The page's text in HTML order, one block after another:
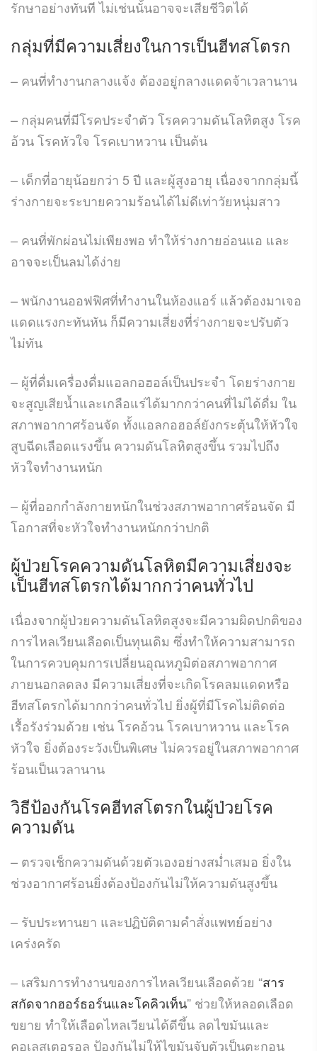
รักษาอย่างทันที ไม่เช่นนั้นอาจจะเสียชีวิตได้
กลุ่มที่มีความเสี่ยงในการเป็นฮีทสโตรก
– คนที่ทำงานกลางแจ้ง ต้องอยู่กลางแดดจ้าเวลานาน
– กลุ่มคนที่มีโรคประจำตัว โรคความดันโลหิตสูง โรค
อ้วน โรคหัวใจ โรคเบาหวาน เป็นต้น
– เด็กที่อายุน้อยกว่า 5 ปี และผู้สูงอายุ เนื่องจากกลุ่มนี้
ร่างกายจะระบายความร้อนได้ไม่ดีเท่าวัยหนุ่มสาว
– คนที่พักผ่อนไม่เพียงพอ ทำให้ร่างกายอ่อนแอ และ
อาจจะเป็นลมได้ง่าย
– พนักงานออฟฟิศที่ทำงานในห้องแอร์ แล้วต้องมาเจอ
แดดแรงกะทันหัน ก็มีความเสี่ยงที่ร่างกายจะปรับตัว
ไม่ทัน
– ผู้ที่ดื่มเครื่องดื่มแอลกอฮอล์เป็นประจำ โดยร่างกาย
จะสูญเสียน้ำและเกลือแร่ได้มากกว่าคนที่ไม่ได้ดื่ม ใน
สภาพอากาศร้อนจัด ทั้งแอลกอฮอล์ยังกระตุ้นให้หัวใจ
สูบฉีดเลือดแรงขึ้น ความดันโลหิตสูงขึ้น รวมไปถึง
หัวใจทำงานหนัก
– ผู้ที่ออกกำลังกายหนักในช่วงสภาพอากาศร้อนจัด มี
โอกาสที่จะหัวใจทำงานหนักกว่าปกติ
ผู้ป่วยโรคความดันโลหิตมีความเสี่ยงจะ
เป็นฮีทสโตรกได้มากกว่าคนทั่วไป
เนื่องจากผู้ป่วยความดันโลหิตสูงจะมีความผิดปกติของ
การไหลเวียนเลือดเป็นทุนเดิม ซึ่งทำให้ความสามารถ
ในการควบคุมการเปลี่ยนอุณหภูมิต่อสภาพอากาศ
ภายนอกลดลง มีความเสี่ยงที่จะเกิดโรคลมแดดหรือ
ฮีทสโตรกได้มากกว่าคนทั่วไป ยิ่งผู้ที่มีโรคไม่ติดต่อ
เรื้อรังร่วมด้วย เช่น โรคอ้วน โรคเบาหวาน และโรค
หัวใจ ยิ่งต้องระวังเป็นพิเศษ ไม่ควรอยู่ในสภาพอากาศ
ร้อนเป็นเวลานาน
วิธีป้องกันโรคฮีทสโตรกในผู้ป่วยโรค
ความดัน
– ตรวจเช็กความดันด้วยตัวเองอย่างสม่ำเสมอ ยิ่งใน
ช่วงอากาศร้อนยิ่งต้องป้องกันไม่ให้ความดันสูงขึ้น
– รับประทานยา และปฏิบัติตามคำสั่งแพทย์อย่าง
เคร่งครัด
– เสริมการทำงานของการไหลเวียนเลือดด้วย “สาร
สกัดจากฮอร์ธอร์นและโคคิวเท็น” ช่วยให้หลอดเลือด
ขยาย ทำให้เลือดไหลเวียนได้ดีขึ้น ลดไขมันและ
คอเลสเตอรอล ป้องกันไม่ให้ไขมันจับตัวเป็นตะกอน